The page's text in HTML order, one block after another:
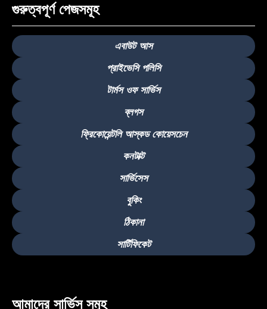
গুরুত্বপূর্ণ পেজসমূহ
এবাউট আস
প্রাইভেসি পলিসি
টার্মস ওফ সার্ভিস
ব্লগস
ফ্রিকোয়েন্টলি আস্কড কোয়েসচেন
কনটাক্ট
সার্ভিসেস
বুকিং
ঠিকানা
সার্টিফিকেট
আমাদের সার্ভিস সমুহ